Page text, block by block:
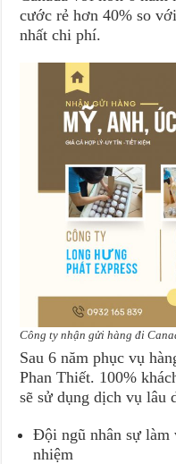
cước rẻ hơn 40% so
nhất chi phí.
Công ty nhận gửi hàng đi
Sau 6 năm phục vụ
Phan Thiết. 100%
sẽ sử dụng dịch vụ lâu
Đội ngũ nhân sự làm
nhiệm